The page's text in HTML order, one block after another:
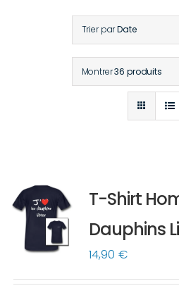
Trier parDate
Montrer36 produits
T-Shirt
Dauphins
14,90 €